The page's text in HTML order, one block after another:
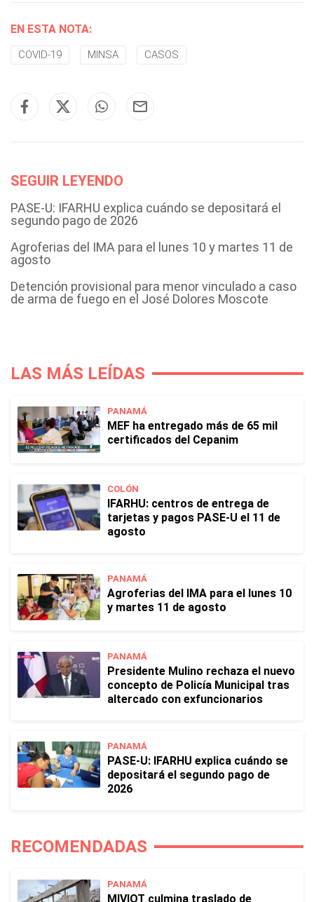
EN ESTA NOTA:
COVID-19 MINSA CASOS
SEGUIR LEYENDO
PASE-U: IFARHU explica cuándo se depositará el
segundo pago de 2026
Agroferias del IMA para el lunes 10 y martes 11 de
agosto
Detención provisional para menor vinculado a caso
de arma de fuego en el José Dolores Moscote
LAS MÁS LEÍDAS
PANAMÁ
MEF ha entregado más de 65 mil
certificados del Cepanim
COLÓN
IFARHU: centros de entrega de
tarjetas y pagos PASE-U el 11 de
agosto
PANAMÁ
Agroferias del IMA para el lunes 10
y martes 11 de agosto
PANAMÁ
Presidente Mulino rechaza el nuevo
concepto de Policía Municipal tras
altercado con exfuncionarios
PANAMÁ
PASE-U: IFARHU explica cuándo se
depositará el segundo pago de
2026
RECOMENDADAS
PANAMÁ
MIVIOT culmina traslado de